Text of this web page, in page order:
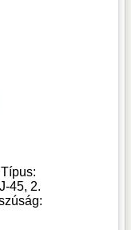
45, 2.